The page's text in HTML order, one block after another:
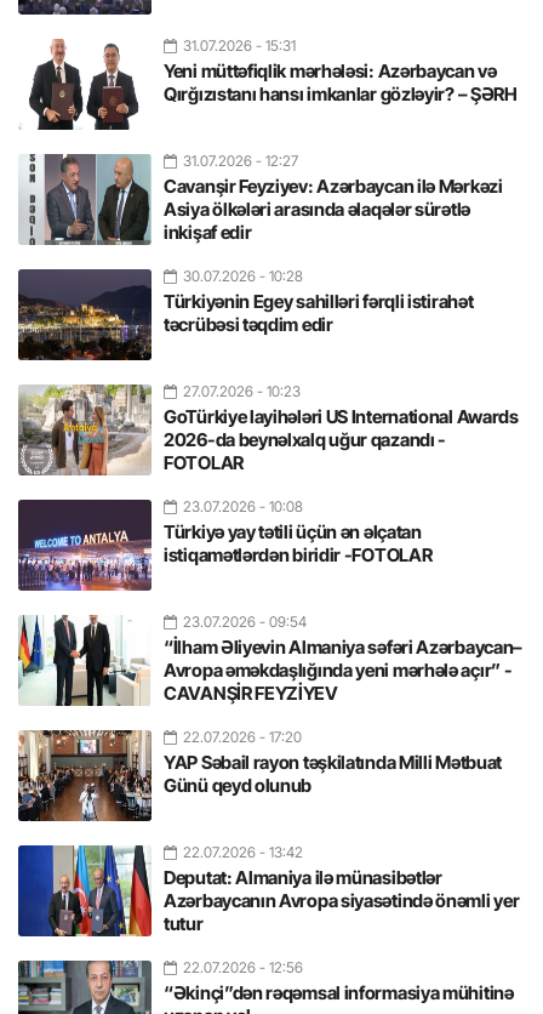
31.07.2026 - 15:31
Yeni müttəfiqlik mərhələsi: Azərbaycan və
Qırğızıstanı hansı imkanlar gözləyir? – ŞƏRH
31.07.2026 - 12:27
Cavanşir Feyziyev: Azərbaycan ilə Mərkəzi
Asiya ölkələri arasında əlaqələr sürətlə
inkişaf edir
30.07.2026 - 10:28
Türkiyənin Egey sahilləri fərqli istirahət
təcrübəsi təqdim edir
27.07.2026 - 10:23
GoTürkiye layihələri US International Awards
2026-da beynəlxalq uğur qazandı -
FOTOLAR
23.07.2026 - 10:08
Türkiyə yay tətili üçün ən əlçatan
istiqamətlərdən biridir -FOTOLAR
23.07.2026 - 09:54
“İlham Əliyevin Almaniya səfəri Azərbaycan–
Avropa əməkdaşlığında yeni mərhələ açır” -
CAVANŞİR FEYZİYEV
22.07.2026 - 17:20
YAP Səbail rayon təşkilatında Milli Mətbuat
Günü qeyd olunub
22.07.2026 - 13:42
Deputat: Almaniya ilə münasibətlər
Azərbaycanın Avropa siyasətində önəmli yer
tutur
22.07.2026 - 12:56
“Əkinçi”dən rəqəmsal informasiya mühitinə